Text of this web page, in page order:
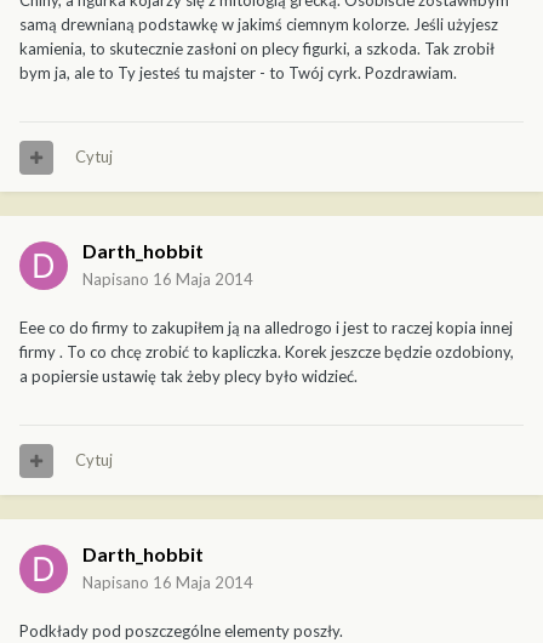
samą drewnianą podstawkę w jakimś ciemnym kolorze. Jeśli użyjesz
kamienia, to skutecznie zasłoni on plecy figurki, a szkoda. Tak zrobił
bym ja, ale to Ty jesteś tu majster - to Twój cyrk. Pozdrawiam.
Cytuj
Darth_hobbit
Napisano 16 Maja 2014
Eee co do firmy to zakupiłem ją na alledrogo i jest to raczej kopia innej
firmy . To co chcę zrobić to kapliczka. Korek jeszcze będzie ozdobiony,
a popiersie ustawię tak żeby plecy było widzieć.
Cytuj
Darth_hobbit
Napisano 16 Maja 2014
Podkłady pod poszczególne elementy poszły.